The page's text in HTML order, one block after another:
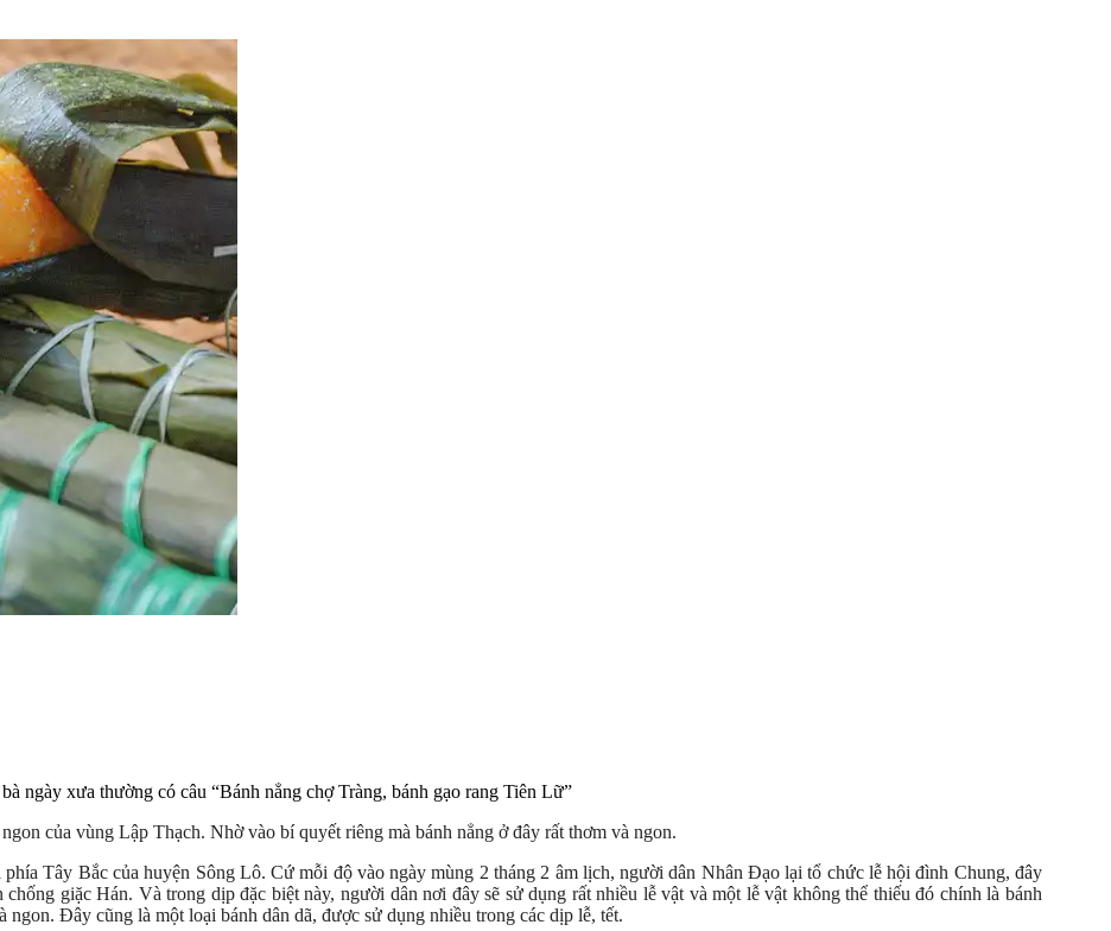
ngày xưa thường có câu “Bánh nẳng chợ Tràng, bánh gạo rang Tiên Lữ”
của vùng Lập Thạch. Nhờ vào bí quyết riêng mà bánh nẳng ở đây rất thơm và ngon.
Tây Bắc của huyện Sông Lô. Cứ mỗi độ vào ngày mùng 2 tháng 2 âm lịch, người dân Nhân Đạo lại tổ chức lễ hội đình Chung, đây
giặc Hán. Và trong dịp đặc biệt này, người dân nơi đây sẽ sử dụng rất nhiều lễ vật và một lễ vật không thể thiếu đó chính là bánh
ngon. Đây cũng là một loại bánh dân dã, được sử dụng nhiều trong các dịp lễ, tết.